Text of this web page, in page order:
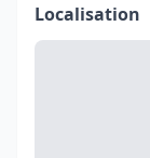
Localisation